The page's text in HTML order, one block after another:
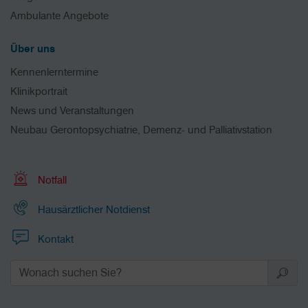
Ambulante Angebote
Über uns
Kennenlerntermine
Klinikportrait
News und Veranstaltungen
Neubau Gerontopsychiatrie, Demenz- und Palliativstation
Notfall
Hausärztlicher Notdienst
Kontakt